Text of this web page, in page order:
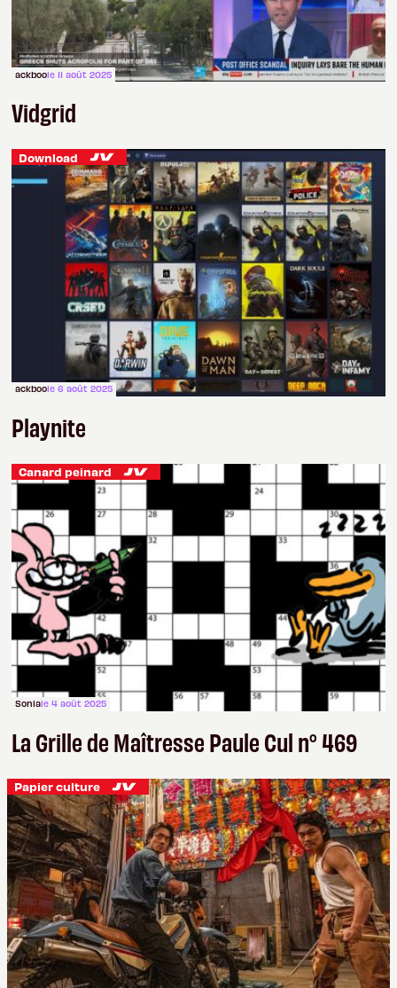
ackboole 11 août 2025
Vidgrid
Download
ackboole 6 août 2025
Playnite
Canard peinard
Soniale 4 août 2025
La Grille de Maîtresse Paule Cul n° 469
Papier culture